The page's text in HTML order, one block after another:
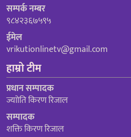
सम्पर्क नम्बर
९८४२३६७५९५
ईमेल
vrikutionlinetv@gmail.com
हाम्रो टीम
प्रधान सम्पादक
ज्याोति किरण रिजाल
सम्पादक
शक्ति किरण रिजाल